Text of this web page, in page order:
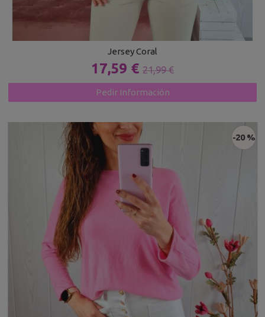
Jersey Coral
17,59 € 21,99 €
Pedir Información
-20 %